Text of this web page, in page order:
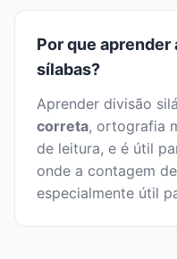
Por que
sílabas?
Aprender divisão
correta, ortografia
de leitura, e é útil
onde a contagem
especialmente útil